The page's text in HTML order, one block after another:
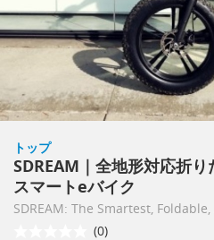
トップ
SDREAM｜全地形対応折
スマートeバイク
SDREAM: The Smartest,
(0)